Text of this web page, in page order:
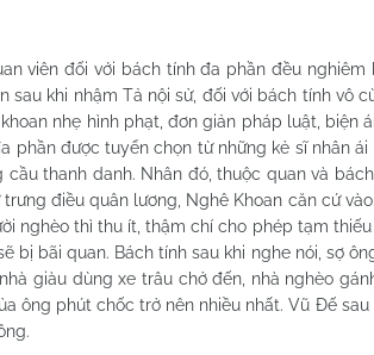
viên đối với bách tính đa phần đều
sau khi nhậm Tả nội sử, đối với bách tính vô
nhẹ hình phạt, đơn giản pháp luật, biện
phần được tuyển chọn từ những kẻ sĩ nhân
cầu thanh danh. Nhân đó, thuộc quan và
điều quân lương, Nghê Khoan căn cứ
nghèo thì thu ít, thậm chí cho phép tạm
bị bãi quan. Bách tính sau khi nghe nói, sợ
giàu dùng xe trâu chở đến, nhà nghèo
ông phút chốc trở nên nhiều nhất. Vũ Đế